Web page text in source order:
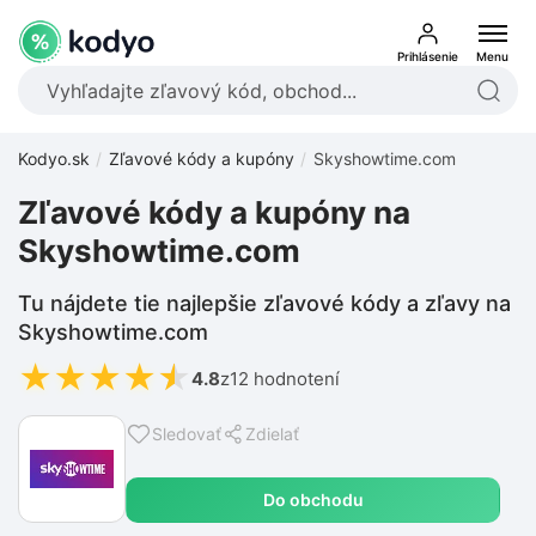
Prihlásenie Menu
Kodyo.sk Zľavové kódy a kupóny Skyshowtime.com
Sledovať Zdielať
Do obchodu
Zľavové kódy a kupóny na
Skyshowtime.com
Tu nájdete tie najlepšie zľavové kódy a zľavy na
Skyshowtime.com
★★★★★ 4.8z12 hodnotení